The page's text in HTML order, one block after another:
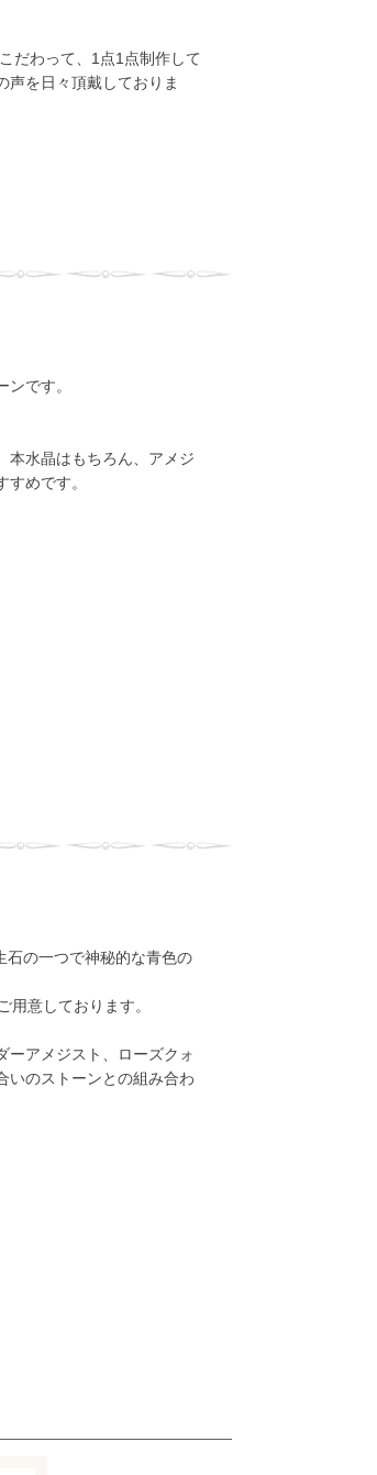
だわって、1点1点制作して
声を日々頂戴しておりま
です。
本水晶はもちろん、アメジ
めです。
石の一つで神秘的な青色の
意しております。
ーアメジスト、ローズクォ
いのストーンとの組み合わ